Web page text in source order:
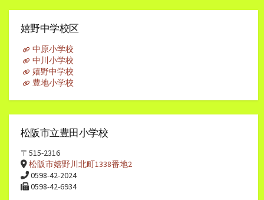
イ
嬉野中学校区
中原小学校
中川小学校
嬉野中学校
豊地小学校
松阪市立豊田小学校
〒515-2316
松阪市嬉野川北町1338番地2
0598-42-2024
0598-42-6934